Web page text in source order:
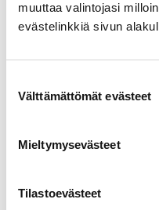
muuttaa valintojasi
evästelinkkiä sivun
Välttämättömät evästeet
Mieltymysevästeet
Tilastoevästeet